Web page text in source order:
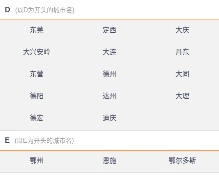
D (以D为开头的城市名)
东莞 定西 大庆
大兴安岭 大连 丹东
东营 德州 大同
德阳 达州 大理
德宏 迪庆
E (以E为开头的城市名)
鄂州 恩施 鄂尔多斯